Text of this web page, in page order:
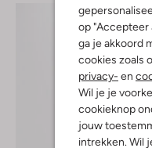
op "Accepteer
ga je akkoord
cookies zoals
privacy- en
Wil je je
cookieknop
jouw
intrekken. Wil